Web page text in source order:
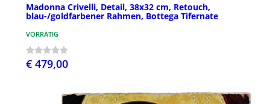
Madonna Crivelli, Detail, 38x32 cm, Retouch,
blau-/goldfarbener Rahmen, Bottega Tifernate
VORRÄTIG
€ 479,00